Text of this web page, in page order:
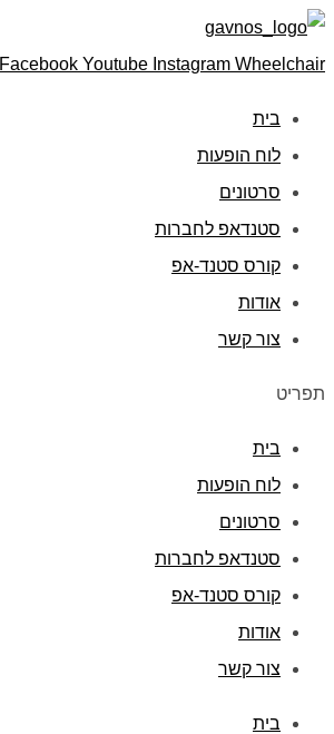
Facebook Youtube Instagram Wheelchair
בית
לוח הופעות
סרטונים
סטנדאפ לחברות
קורס סטנד-אפ
אודות
צור קשר
תפריט
בית
לוח הופעות
סרטונים
סטנדאפ לחברות
קורס סטנד-אפ
אודות
צור קשר
בית